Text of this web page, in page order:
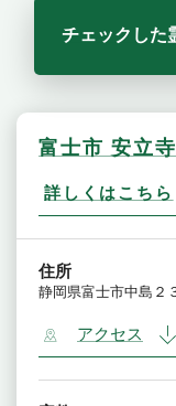
チェックした
富士市 安立寺
詳しくはこちら
住所
静岡県富士市中島２
アクセス